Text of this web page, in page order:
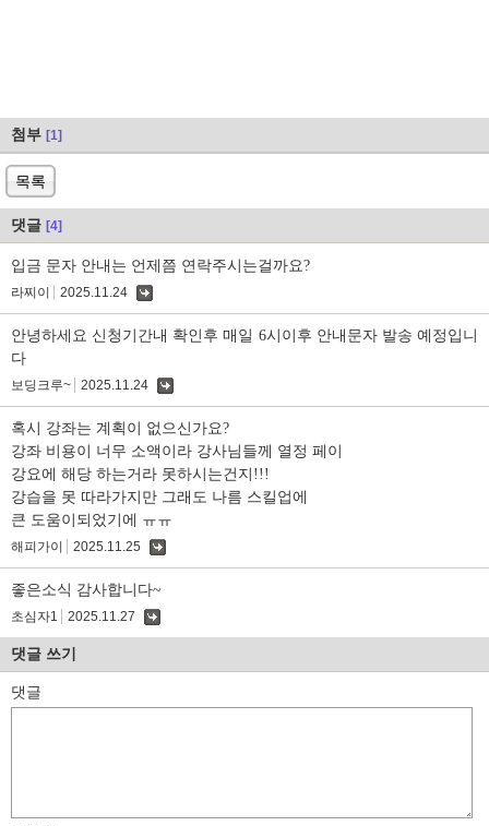
첨부 [1]
목록
댓글 [4]
입금 문자 안내는 언제쯤 연락주시는걸까요?
라찌이 2025.11.24
안녕하세요 신청기간내 확인후 매일 6시이후 안내문자 발송 예정입니
다
보딩크루~ 2025.11.24
혹시 강좌는 계획이 없으신가요?
강좌 비용이 너무 소액이라 강사님들께 열정 페이
강요에 해당 하는거라 못하시는건지!!!
강습을 못 따라가지만 그래도 나름 스킬업에
큰 도움이되었기에 ㅠㅠ
해피가이 2025.11.25
좋은소식 감사합니다~
초심자1 2025.11.27
댓글 쓰기
댓글